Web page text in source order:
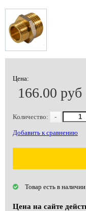
Цена:
166.00 руб
Количество: -
Добавить к сравнению
Товар есть в
Цена на сайте